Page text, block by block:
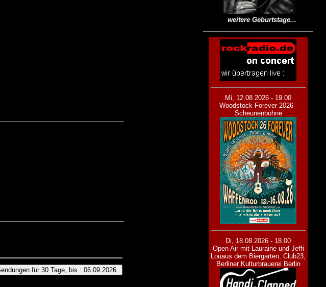
weitere Geburtstage...
Mi, 12.08.2026 - 19.00
Woodstock Forever 2026 -
Scheunenbühne
Di, 18.08.2026 - 18.00
Open Air mit Lauraine und Jeffi
Louaus dem Biergarten, Club23,
Berliner Kulturbrauerei Berlin